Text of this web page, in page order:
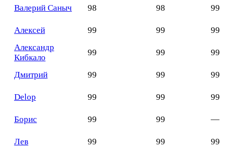
Валерий Саныч 98 98 99
Алексей 99 99
99
Александр
Кибкало
99 99 99
Дмитрий 99 99 99
Delop 99 99 99
Борис 99 99 —
Лев 99 99 99